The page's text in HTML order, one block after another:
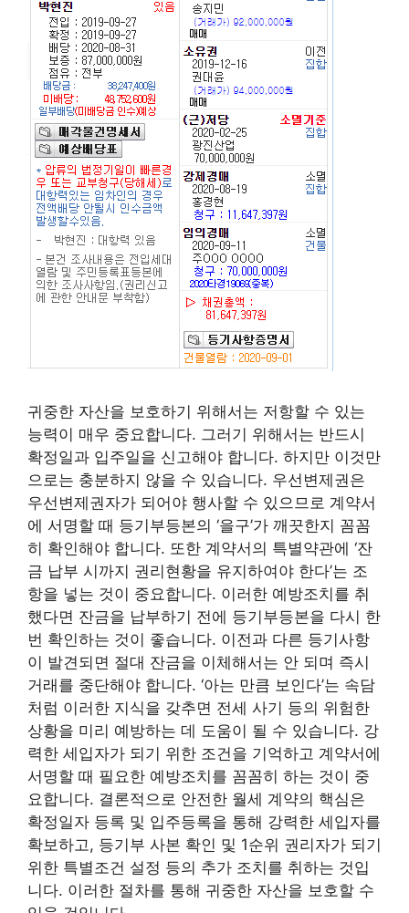
귀중한 자산을 보호하기 위해서는 저항할 수 있는
능력이 매우 중요합니다. 그러기 위해서는 반드시
확정일과 입주일을 신고해야 합니다. 하지만 이것만
으로는 충분하지 않을 수 있습니다. 우선변제권은
우선변제권자가 되어야 행사할 수 있으므로 계약서
에 서명할 때 등기부등본의 ‘을구’가 깨끗한지 꼼꼼
히 확인해야 합니다. 또한 계약서의 특별약관에 ‘잔
금 납부 시까지 권리현황을 유지하여야 한다’는 조
항을 넣는 것이 중요합니다. 이러한 예방조치를 취
했다면 잔금을 납부하기 전에 등기부등본을 다시 한
번 확인하는 것이 좋습니다. 이전과 다른 등기사항
이 발견되면 절대 잔금을 이체해서는 안 되며 즉시
거래를 중단해야 합니다. ‘아는 만큼 보인다’는 속담
처럼 이러한 지식을 갖추면 전세 사기 등의 위험한
상황을 미리 예방하는 데 도움이 될 수 있습니다. 강
력한 세입자가 되기 위한 조건을 기억하고 계약서에
서명할 때 필요한 예방조치를 꼼꼼히 하는 것이 중
요합니다. 결론적으로 안전한 월세 계약의 핵심은
확정일자 등록 및 입주등록을 통해 강력한 세입자를
확보하고, 등기부 사본 확인 및 1순위 권리자가 되기
위한 특별조건 설정 등의 추가 조치를 취하는 것입
니다. 이러한 절차를 통해 귀중한 자산을 보호할 수